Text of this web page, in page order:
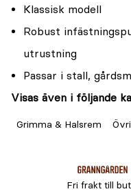
Klassisk modell
Robust
utrustning
Passar i stall,
Visas även i följande
Grimma & Halsrem
Fri frakt till